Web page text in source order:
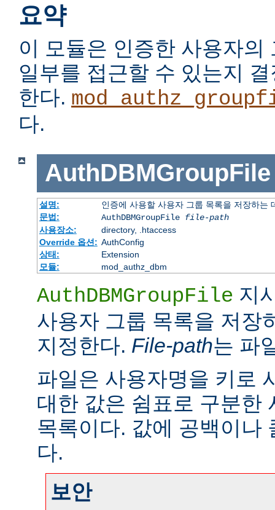
요약
이 모듈은 인증한 사용자의
일부를 접근할 수 있는지
한다.
다.
AuthDBMGroupFile
설명:
인증에 사용할 사용자 그룹 목록을 저장하는
문법:
AuthDBMGroupFile file-path
사용장소:
directory, .htaccess
Override 옵션: AuthConfig
상태:
Extension
모듈:
mod_authz_dbm
AuthDBMGroupFile 지
사용자 그룹 목록을 저장
지정한다. File-path는 파
파일은 사용자명을 키로
대한 값은 쉼표로 구분한
목록이다. 값에 공백이나
다.
보안